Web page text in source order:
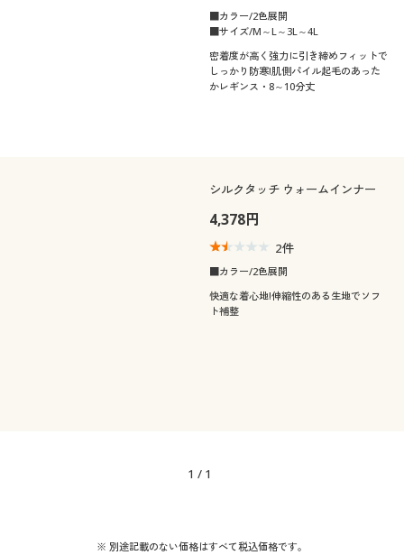
■カラー/2色展開
■サイズ/M～L～3L～4L
密着度が高く強力に引き締めフィットで
しっかり防寒!肌側パイル起毛のあった
かレギンス・8～10分丈
シルクタッチ ウォームインナー
4,378円
2件
■カラー/2色展開
快適な着心地!伸縮性のある生地でソフ
ト補整
1 / 1
※ 別途記載のない価格はすべて税込価格です。